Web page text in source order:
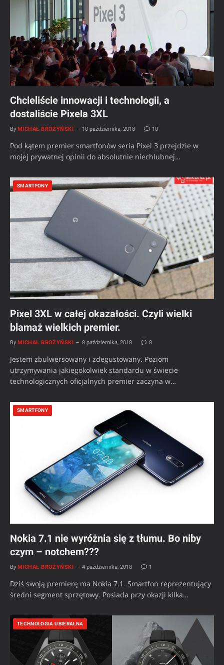
Chcieliście innowacji i technologii, a
dostaliście Pixela 3XL
By MICHAŁ BROŻYŃSKI 10 października, 2018 10
Pod kątem premier smartfonów seria Pixel 3 przejdzie w
mojej prywatnej opinii do absolutnie niechlubnej…
SMARTFONY
Pixel 3XL w całej okazałości. Czyli wielki
blamaż wielkich premier.
By MICHAŁ BROŻYŃSKI 8 października, 2018 8
Jestem zbulwersowany i zdegustowany. Poziom
utrzymywania jakiegokolwiek standardu w świecie
technologicznych oficjalnych premier zaczyna w…
SMARTFONY
Nokia 7.1 nie wyróżnia się z tłumu. Bo niby
czym – notchem???
By MICHAŁ BROŻYŃSKI 4 października, 2018 1
Dziś swoją premierę ma Nokia 7.1. Smartfon reprezentujący
średni segment sprzętowy. Posiada przy okazji kilka…
TECHNOLOGIA UBIERALNA